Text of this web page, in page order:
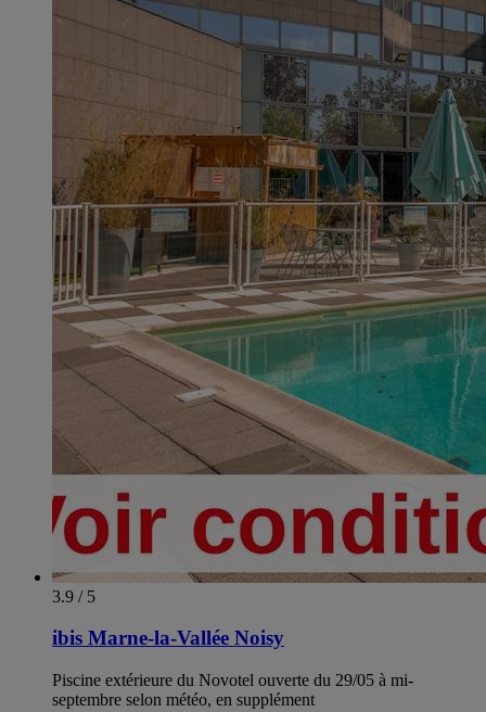
3.9 / 5
ibis Marne-la-Vallée Noisy
Piscine extérieure du Novotel ouverte du 29/05 à mi-
septembre selon météo, en supplément